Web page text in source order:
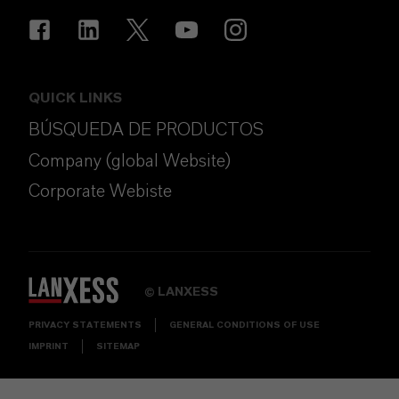
QUICK LINKS
BÚSQUEDA DE PRODUCTOS
Company (global Website)
Corporate Webiste
© LANXESS
PRIVACY STATEMENTS GENERAL CONDITIONS OF USE
IMPRINT SITEMAP